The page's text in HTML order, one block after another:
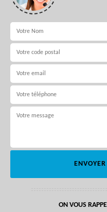
ON VOUS